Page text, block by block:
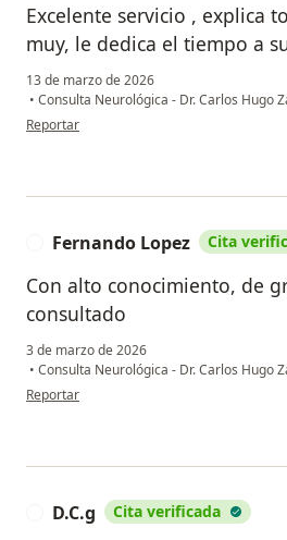
Excelente servicio , explica
muy, le dedica el tiempo a
13 de marzo de 2026
• Consulta Neurológica - Dr. Carlos Hugo
en opinión del usuario Abigail Muñoz
Reportar
Fernando Lopez Cita
Con alto conocimiento, de
consultado
3 de marzo de 2026
• Consulta Neurológica - Dr. Carlos Hugo
en opinión del usuario Fernando Lopez
Reportar
D.C.g Cita verificada